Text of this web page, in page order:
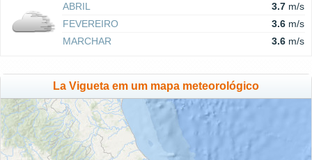
ABRIL
3.7 m/s
FEVEREIRO
3.6 m/s
MARCHAR
3.6 m/s
La Vigueta em um mapa meteorológico